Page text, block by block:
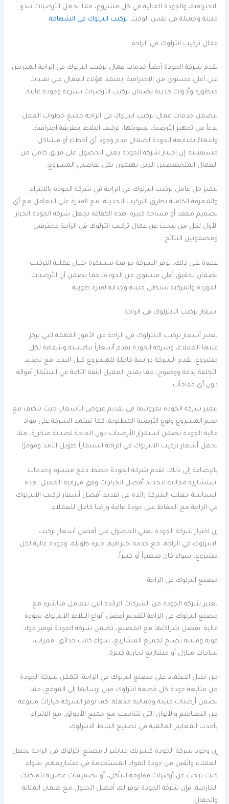
الاحترافية، والجودة العالية في كل مشروع، مما يجعل الأرضيات تبدو
متينة وجميلة في نفس الوقت. تركيب انترلوك في الشهامة
عمال تركيب انترلوك في الراحة
تقدم شركة الجودة أيضاً خدمات عمال تركيب انترلوك في الراحة المدربين
على أعلى مستوى من الاحترافية. يعتمد هؤلاء العمال على تقنيات
متطورة وأدوات حديثة لضمان تركيب الأرضيات بسرعة وجودة عالية.
تتضمن خدمات عمال تركيب انترلوك في الراحة جميع خطوات العمل
بدءاً من تجهيز الأرضية، تسويتها، تركيب البلاط بطريقة احترافية،
وانتهاءً بمتابعة الجودة لضمان عدم وجود أي أخطاء أو مشاكل
مستقبلية. إن اختيار شركة الجودة يعني الحصول على فريق كامل من
العمال المتخصصين الذين يهتمون بكل تفاصيل المشروع.
يتميز كل عامل تركيب انترلوك في الراحة في شركة الجودة بالالتزام
والمعرفة الكاملة بطرق التركيب الحديثة، مع القدرة على التعامل مع أي
تصميم معقد أو مساحة كبيرة. هذه الكفاءة تجعل شركة الجودة الخيار
الأول لكل من يبحث عن عمال تركيب انترلوك في الراحة محترفين
ومضمونين النتائج.
علاوة على ذلك، توفر الشركة مراقبة مستمرة خلال عملية التركيب
لضمان تحقيق أعلى مستوى من الجودة، مما يضمن أن الأرضيات
الموردة والمركبة ستظل متينة وجذابة لفترة طويلة.
اسعار تركيب الانترلوك في الراحة
تعتبر أسعار تركيب الانترلوك في الراحة من الأمور المهمة التي يركز
عليها العملاء، وشركة الجودة تقدم أسعاراً تنافسية وشفافة لكل
مشروع. تقدم الشركة دراسة كاملة للمشروع قبل البدء، مع تحديد
التكلفة بدقة ووضوح، مما يمنح العميل الثقة التامة في استثمار أمواله
دون أي مفاجآت.
تتميز شركة الجودة بمرونتها في تقديم عروض الأسعار، حيث تتكيف مع
حجم المشروع ونوع الأرضية المطلوبة. كما تعتمد الشركة على مواد
عالية الجودة تضمن استمرار الأرضيات دون الحاجة لصيانة متكررة، مما
يجعل أسعار تركيب الانترلوك في الراحة استثماراً طويل الأمد وموفرًا.
بالإضافة إلى ذلك، تقدم شركة الجودة خطط دفع ميسرة وخدمات
استشارية مجانية لتحديد أفضل الخيارات وفق ميزانية العميل. هذه
السياسة جعلت الشركة رائدة في تقديم أفضل أسعار تركيب الانترلوك
في الراحة مع الحفاظ على جودة عالية ورضا كامل للعملاء.
إن اختيار شركة الجودة يعني الحصول على أفضل أسعار تركيب
الانترلوك في الراحة، مع خدمة احترافية، خبرة طويلة، وجودة عالية لكل
مشروع، سواء كان صغيراً أو كبيراً.
مصنع انترلوك في الراحة
تعتبر شركة الجودة من الشركات الرائدة التي تتعامل مباشرة مع
مصنع انترلوك في الراحة لتقديم أفضل أنواع البلاط الانترلوك بجودة
عالية. بفضل شراكتها مع المصنع، تضمن شركة الجودة توفير مواد
قوية ومتينة تصلح لجميع المشاريع، سواء كانت حدائق، ممرات،
ساحات منازل أو مشاريع تجارية كبيرة.
من خلال الاعتماد على مصنع انترلوك في الراحة، تتمكن شركة الجودة
من متابعة جودة كل قطعة انترلوك قبل إرسالها إلى الموقع، مما
يضمن أرضيات متينة وجمالية مذهلة. كما توفر الشركة خيارات متنوعة
من التصاميم والألوان التي تتناسب مع جميع الأذواق، مع الالتزام
بأحدث المعايير العالمية في تصنيع البلاط الانترلوك.
إن وجود شركة الجودة كشريك مباشر لـ مصنع انترلوك في الراحة يجعل
العملاء واثقين من جودة المواد المستخدمة في مشاريعهم. سواء
كنت تبحث عن أرضيات مقاومة للتآكل، أو تصميمات عصرية لأماكنك
الخارجية، فإن شركة الجودة توفر لك أفضل الحلول مع ضمان المتانة
والجمال.